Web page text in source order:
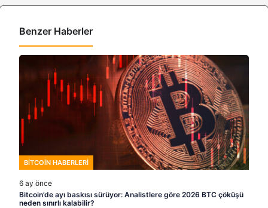
Benzer Haberler
BITCOIN HABERLERI
6 ay önce
Bitcoin’de ayı baskısı sürüyor: Analistlere göre 2026 BTC çöküşü
neden sınırlı kalabilir?